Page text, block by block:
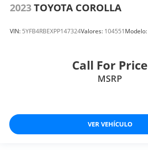
2023TOYOTA COROLLA
VIN: 5YFB4RBEXPP147324Valores: 104551Modelo:
Call For Price
MSRP
VER VEHÍCULO